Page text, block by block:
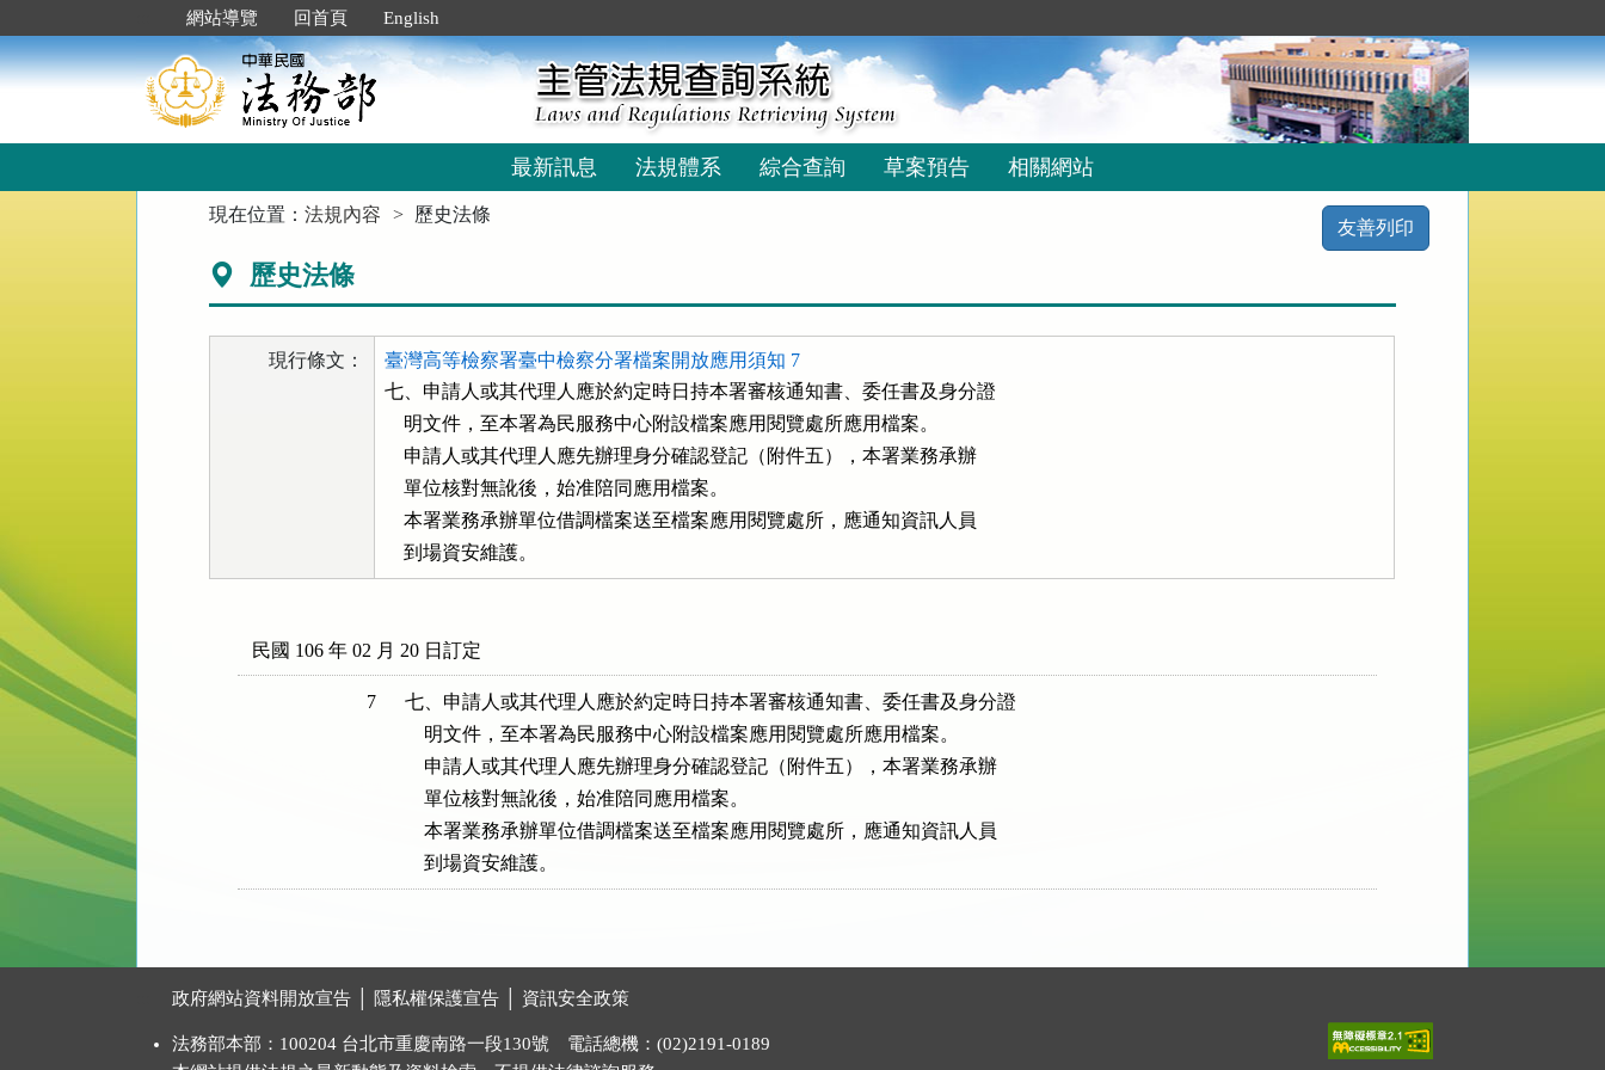
到
主
要
網站導覽 回首頁 English
最新訊息 法規體系 綜合查詢 草案預告 相關網站
現在位置：法規內容 歷史法條
友善列印
歷史法條
現行條文：
臺灣高等檢察署臺中檢察分署檔案開放應用須知 7
七、申請人或其代理人應於約定時日持本署審核通知書、委任書及身分證
    明文件，至本署為民服務中心附設檔案應用閱覽處所應用檔案。
    申請人或其代理人應先辦理身分確認登記（附件五），本署業務承辦
    單位核對無訛後，始准陪同應用檔案。
    本署業務承辦單位借調檔案送至檔案應用閱覽處所，應通知資訊人員
    到場資安維護。
民國 106 年 02 月 20 日訂定
7
七、申請人或其代理人應於約定時日持本署審核通知書、委任書及身分證
    明文件，至本署為民服務中心附設檔案應用閱覽處所應用檔案。
    申請人或其代理人應先辦理身分確認登記（附件五），本署業務承辦
    單位核對無訛後，始准陪同應用檔案。
    本署業務承辦單位借調檔案送至檔案應用閱覽處所，應通知資訊人員
    到場資安維護。
政府網站資料開放宣告 隱私權保護宣告 資訊安全政策
法務部本部：100204 台北市重慶南路一段130號 電話總機：(02)2191-0189